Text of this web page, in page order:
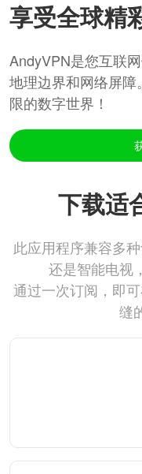
享受全球精
AndyVPN是您互联
地理边界和网络屏
限的数字世界！
下载适
此应用程序兼容多
还是智能电视
通过一次订阅，即
缝